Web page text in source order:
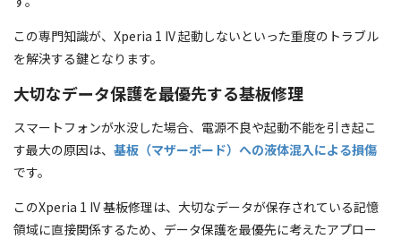
この専門知識が、Xperia 1 IV 起動しないといった重度のトラブル
を解決する鍵となります。
大切なデータ保護を最優先する基板修理
スマートフォンが水没した場合、電源不良や起動不能を引き起こ
す最大の原因は、 基板（マザーボード）への液体混入による損傷
です。
このXperia 1 IV 基板修理は、大切なデータが保存されている記憶
領域に直接関係するため、データ保護を最優先に考えたアプロー